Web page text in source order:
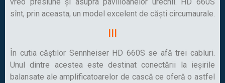
sînt, prin aceasta, un model excelent de căști circumaurale.
III
În cutia căștilor Sennheiser HD 660S se afă trei cabluri.
Unul dintre acestea este destinat conectării la ieșirile
balansate ale amplificatoarelor de cască ce oferă o astfel